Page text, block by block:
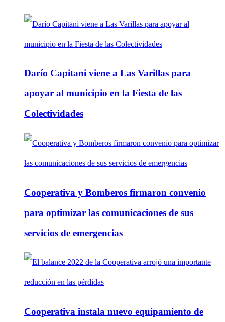
Darío Capitani viene a Las Varillas para
apoyar al municipio en la Fiesta de las
Colectividades
Cooperativa y Bomberos firmaron convenio
para optimizar las comunicaciones de sus
servicios de emergencias
Cooperativa instala nuevo equipamiento de